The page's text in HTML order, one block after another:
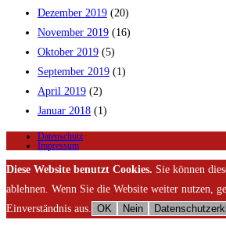
Dezember 2019 (20)
November 2019 (16)
Oktober 2019 (5)
September 2019 (1)
April 2019 (2)
Januar 2018 (1)
Datenschutz
Impressum
Diese Website benutzt Cookies. Sie können
ablehnen. Wenn Sie die Website weiter nutzen,
Einverständnis aus.
OK Nein